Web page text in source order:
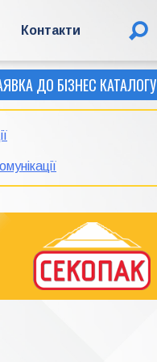
Контакти
ДО БІЗНЕС КАТАЛОГУ